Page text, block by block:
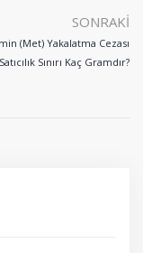
SONRAKI
(Met) Yakalatma Cezası
Sınırı Kaç Gramdır?